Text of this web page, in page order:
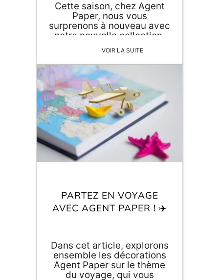
Cette saison, chez Agent
Paper, nous vous
surprenons à nouveau avec
notre nouvelle collection.
En vedette, notre plateau
de jeu 4-en-1 qui promet
des heures […]
VOIR LA SUITE
PARTEZ EN VOYAGE
AVEC AGENT PAPER ! ✈️
Dans cet article, explorons
ensemble les décorations
Agent Paper sur le thème
du voyage, qui vous